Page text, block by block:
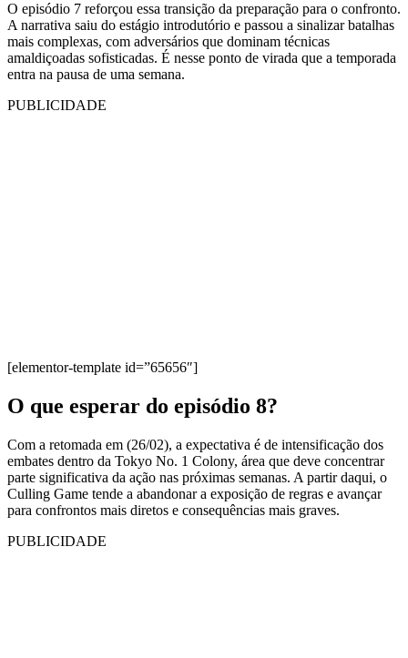
O episódio 7 reforçou essa transição da preparação para o confronto.
A narrativa saiu do estágio introdutório e passou a sinalizar batalhas
mais complexas, com adversários que dominam técnicas
amaldiçoadas sofisticadas. É nesse ponto de virada que a temporada
entra na pausa de uma semana.
PUBLICIDADE
[elementor-template id=”65656″]
O que esperar do episódio 8?
Com a retomada em (26/02), a expectativa é de intensificação dos
embates dentro da Tokyo No. 1 Colony, área que deve concentrar
parte significativa da ação nas próximas semanas. A partir daqui, o
Culling Game tende a abandonar a exposição de regras e avançar
para confrontos mais diretos e consequências mais graves.
PUBLICIDADE